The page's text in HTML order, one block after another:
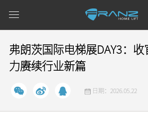
弗朗茨国际电梯展DAY3：
力赓续行业新篇
日期：2026.05.22